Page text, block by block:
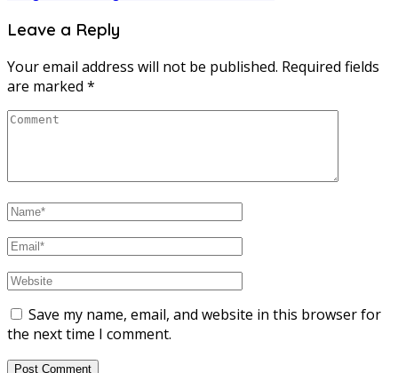
Leave a Reply
Your email address will not be published. Required fields
are marked *
Save my name, email, and website in this browser for
the next time I comment.